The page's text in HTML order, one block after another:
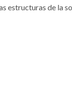
estructuras de la